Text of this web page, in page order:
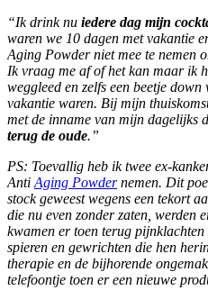
“Ik drink nu iedere dag mijn
waren we 10 dagen met vakantie
Aging Powder niet mee te nemen
Ik vraag me af of het kan maar ik
weggleed en zelfs een beetje
vakantie waren. Bij mijn
met de inname van mijn dagelijks
terug de oude.”
PS: Toevallig heb ik twee ex-
Anti Aging Powdernemen. Dit
stock geweest wegens een tekort
die nu even zonder zaten, werden
kwamen er toen terug
spieren en gewrichten die hen
therapie en de bijhorende
telefoontje toen er een nieuwe